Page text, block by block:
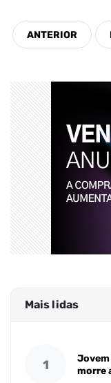
Mais lidas
1
Jovem
morre